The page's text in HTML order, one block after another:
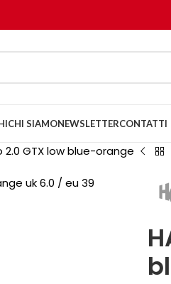
CHI SIAMONEWSLETTERCONTATTI
2.0 GTX low blue-orange